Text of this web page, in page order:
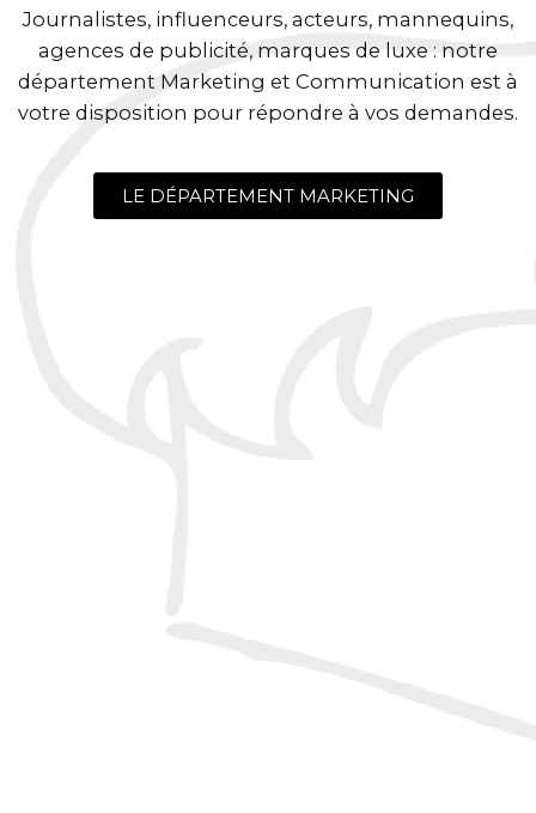
Journalistes, influenceurs, acteurs, mannequins,
agences de publicité, marques de luxe : notre
département Marketing et Communication est à
votre disposition pour répondre à vos demandes.
LE DÉPARTEMENT MARKETING